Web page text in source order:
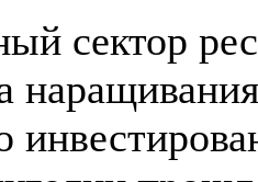
сектор